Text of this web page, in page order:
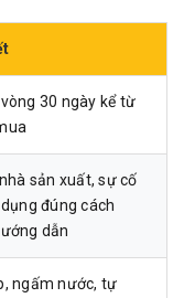
30 ngày kể từ
sản xuất, sự cố
đúng cách
dẫn
ngấm nước, tự